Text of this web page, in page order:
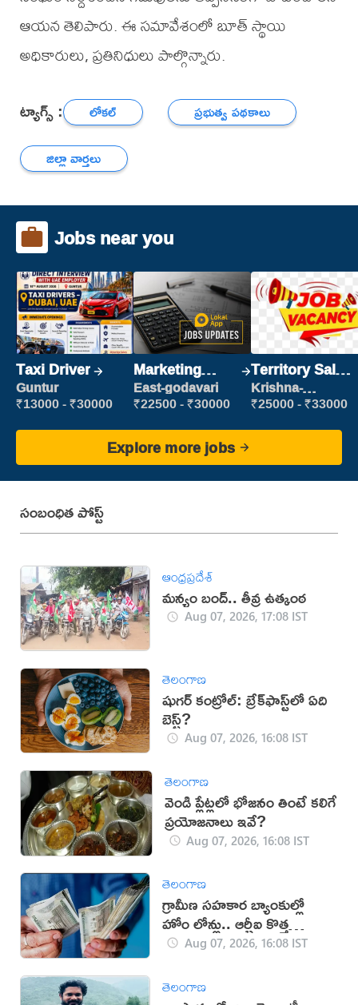
ఆయన తెలిపారు. ఈ సమావేశంలో బూత్ స్థాయి
అధికారులు, ప్రతినిధులు పాల్గొన్నారు.
ట్యాగ్స్ : లోకల్
ప్రభుత్వ పథకాలు
జిల్లా వార్తలు
Jobs near you
Taxi Driver
Guntur
₹13000 - ₹30000
Marketing
Executive
East-godavari
₹22500 - ₹30000
Territory Sales
Manager
Krishna-
vijayawada
₹25000 - ₹33000
Explore more jobs
సంబంధిత పోస్ట్
ఆంధ్రప్రదేశ్
మన్యం బంద్.. తీవ్ర ఉత్కంఠ
Aug 07, 2026, 17:08 IST
తెలంగాణ
షుగర్ కంట్రోల్: బ్రేక్‌ఫాస్ట్‌లో ఏది
బెస్ట్?
Aug 07, 2026, 16:08 IST
తెలంగాణ
వెండి ప్లేట్లలో భోజనం తింటే కలిగే
ప్రయోజనాలు ఇవే?
Aug 07, 2026, 16:08 IST
తెలంగాణ
గ్రామీణ సహకార బ్యాంకుల్లో
హోం లోన్లు.. ఆర్బీఐ కొత్త
నిబంధనలు
Aug 07, 2026, 16:08 IST
తెలంగాణ